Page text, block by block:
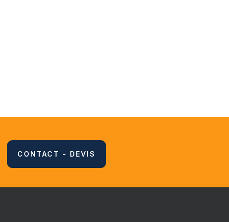
CONTACT - DEVIS